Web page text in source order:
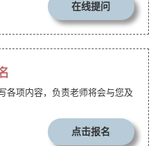
在线提问
各项内容，负责老师将会与您及
点击报名